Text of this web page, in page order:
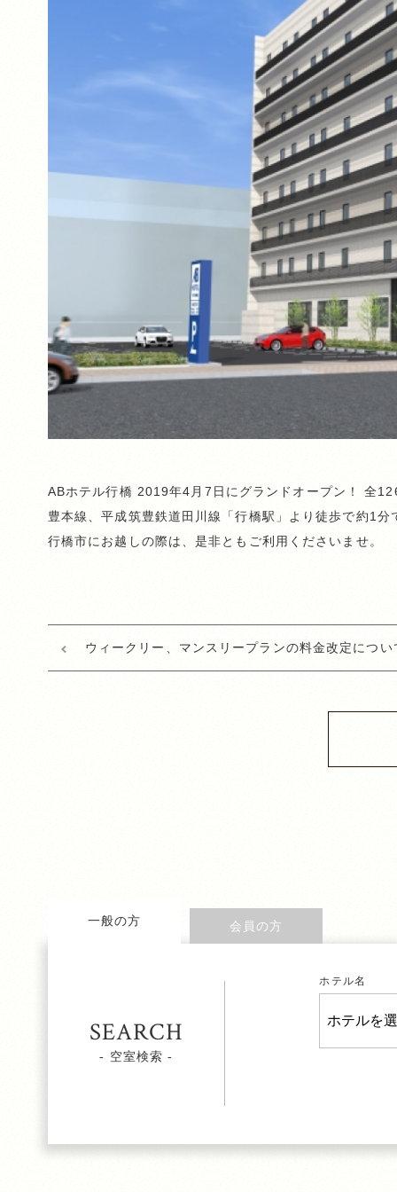
ABホテル行橋 2019年4月7日にグランドオープン！ 全
豊本線、平成筑豊鉄道田川線「行橋駅」より徒歩で約1
行橋市にお越しの際は、是非ともご利用くださいませ。
ウィークリー、マンスリープランの料金改定につい
一般の方 会員の方
SEARCH
- 空室検索 -
ホテル名